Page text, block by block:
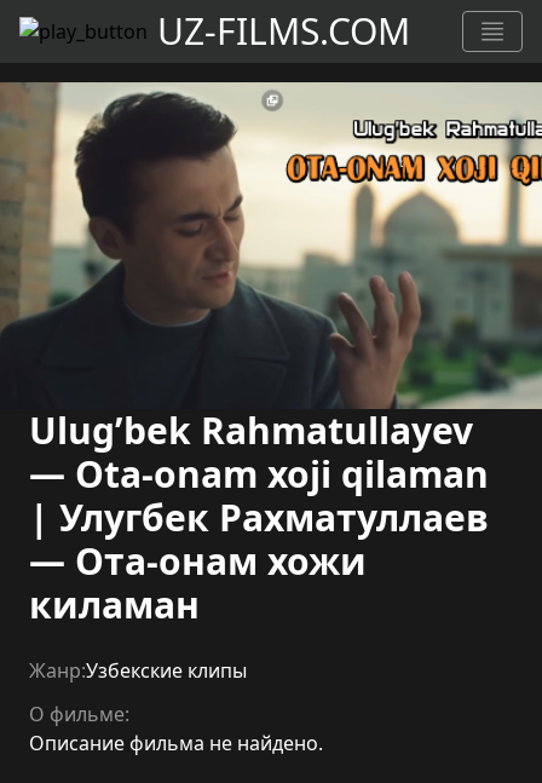
UZ-FILMS.COM
Ulug’bek Rahmatullayev
— Ota-onam xoji qilaman
| Улугбек Рахматуллаев
— Ота-онам хожи
киламан
Жанр:Узбекские клипы
О фильме:
Описание фильма не найдено.